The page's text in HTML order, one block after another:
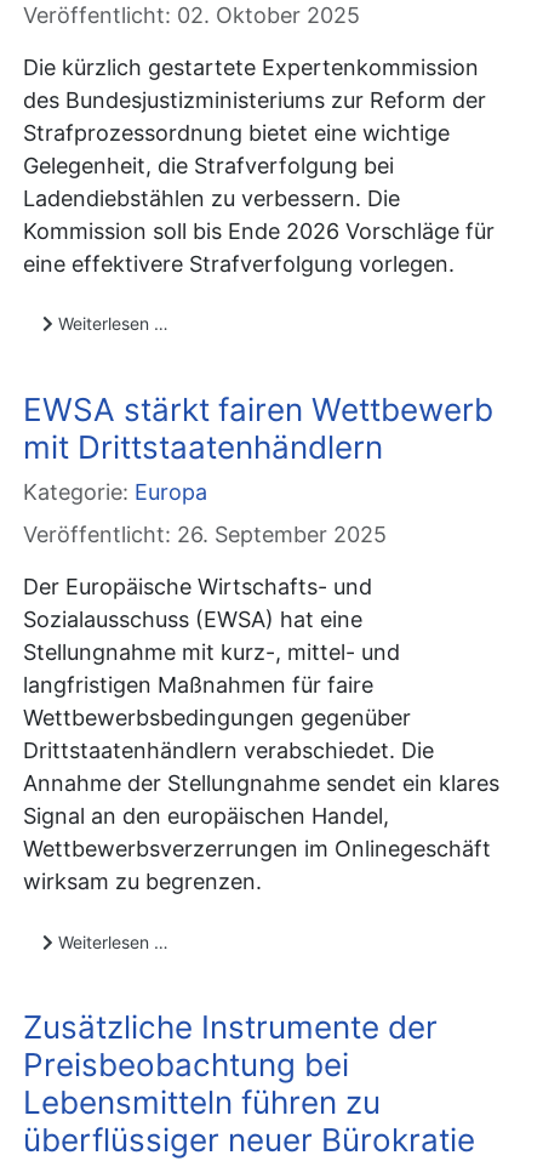
Veröffentlicht: 02. Oktober 2025
Die kürzlich gestartete Expertenkommission
des Bundesjustizministeriums zur Reform der
Strafprozessordnung bietet eine wichtige
Gelegenheit, die Strafverfolgung bei
Ladendiebstählen zu verbessern. Die
Kommission soll bis Ende 2026 Vorschläge für
eine effektivere Strafverfolgung vorlegen.
Weiterlesen …
EWSA stärkt fairen Wettbewerb
mit Drittstaatenhändlern
Kategorie: Europa
Veröffentlicht: 26. September 2025
Der Europäische Wirtschafts- und
Sozialausschuss (EWSA) hat eine
Stellungnahme mit kurz-, mittel- und
langfristigen Maßnahmen für faire
Wettbewerbsbedingungen gegenüber
Drittstaatenhändlern verabschiedet. Die
Annahme der Stellungnahme sendet ein klares
Signal an den europäischen Handel,
Wettbewerbsverzerrungen im Onlinegeschäft
wirksam zu begrenzen.
Weiterlesen …
Zusätzliche Instrumente der
Preisbeobachtung bei
Lebensmitteln führen zu
überflüssiger neuer Bürokratie